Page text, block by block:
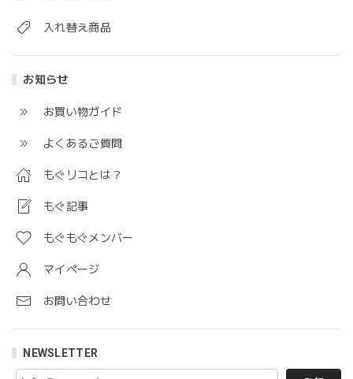
入れ替え商品
お知らせ
お買い物ガイド
よくあるご質問
もぐリコとは？
もぐ記事
もぐもぐメンバー
マイページ
お問い合わせ
NEWSLETTER